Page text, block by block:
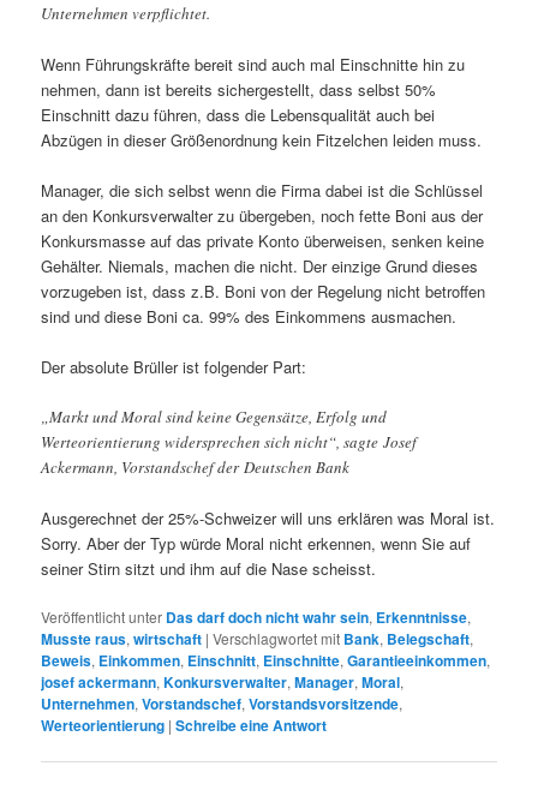
Unternehmen verpflichtet.
Wenn Führungskräfte bereit sind auch mal Einschnitte hin zu
nehmen, dann ist bereits sichergestellt, dass selbst 50%
Einschnitt dazu führen, dass die Lebensqualität auch bei
Abzügen in dieser Größenordnung kein Fitzelchen leiden muss.
Manager, die sich selbst wenn die Firma dabei ist die Schlüssel
an den Konkursverwalter zu übergeben, noch fette Boni aus der
Konkursmasse auf das private Konto überweisen, senken keine
Gehälter. Niemals, machen die nicht. Der einzige Grund dieses
vorzugeben ist, dass z.B. Boni von der Regelung nicht betroffen
sind und diese Boni ca. 99% des Einkommens ausmachen.
Der absolute Brüller ist folgender Part:
„Markt und Moral sind keine Gegensätze, Erfolg und
Werteorientierung widersprechen sich nicht“, sagte Josef
Ackermann, Vorstandschef der Deutschen Bank
Ausgerechnet der 25%-Schweizer will uns erklären was Moral ist.
Sorry. Aber der Typ würde Moral nicht erkennen, wenn Sie auf
seiner Stirn sitzt und ihm auf die Nase scheisst.
Veröffentlicht unter Das darf doch nicht wahr sein, Erkenntnisse,
Musste raus,wirtschaft |Verschlagwortet mit Bank, Belegschaft,
Beweis, Einkommen, Einschnitt, Einschnitte,Garantieeinkommen,
josef ackermann,Konkursverwalter,Manager,Moral,
Unternehmen,Vorstandschef,Vorstandsvorsitzende,
Werteorientierung |Schreibe eine Antwort